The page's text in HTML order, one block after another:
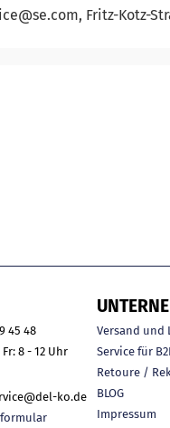
Fritz-Kotz-
45 48
8 - 12 Uhr
ko.de
Versand und
Service für
Retoure /
BLOG
Impressum